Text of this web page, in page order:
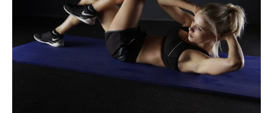
Nic není tak důležité, jako vaše zdraví.
Náš web nabízí komplexní informace a rady pro zdravý životní
styl, zahrnující nejnovější poznatky o různých onemocněních,